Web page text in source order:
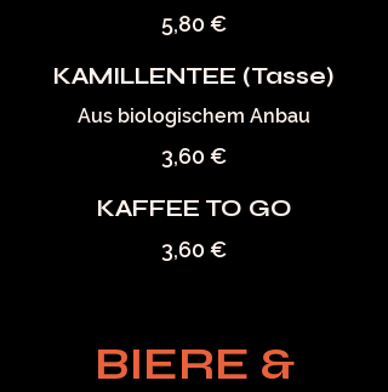
5,80 €
KAMILLENTEE (Tasse)
Aus biologischem Anbau
3,60 €
KAFFEE TO GO
3,60 €
BIERE &